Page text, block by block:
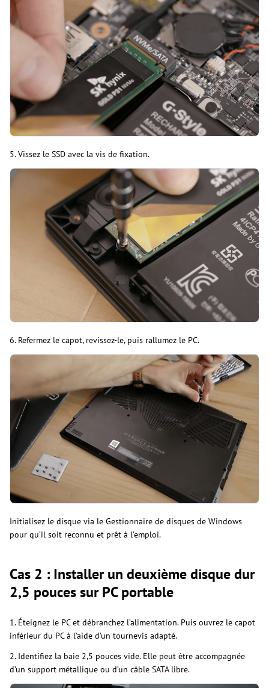
5. Vissez le SSD avec la vis de fixation.
6. Refermez le capot, revissez-le, puis rallumez le PC.
Initialisez le disque via le Gestionnaire de disques de Windows
pour qu’il soit reconnu et prêt à l’emploi.
Cas 2 : Installer un deuxième disque dur
2,5 pouces sur PC portable
1. Éteignez le PC et débranchez l’alimentation. Puis ouvrez le capot
inférieur du PC à l’aide d’un tournevis adapté.
2. Identifiez la baie 2,5 pouces vide. Elle peut être accompagnée
d’un support métallique ou d’un câble SATA libre.